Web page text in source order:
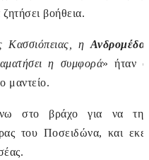
βοήθεια.
Κασσιόπειας, η Ανδρομέδα
η συμφορά» ήταν ο
μαντείο.
στο βράχο για να την
του Ποσειδώνα, και εκεί